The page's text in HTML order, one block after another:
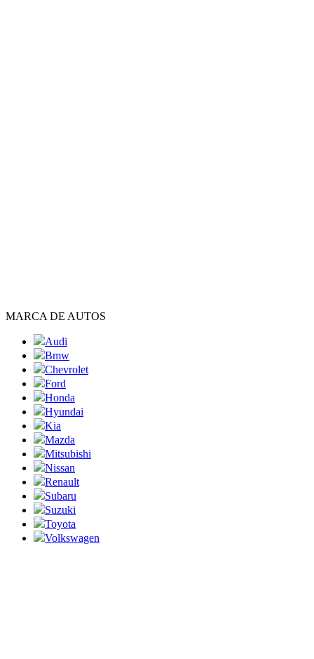
MARCA DE AUTOS
Audi
Bmw
Chevrolet
Ford
Honda
Hyundai
Kia
Mazda
Mitsubishi
Nissan
Renault
Subaru
Suzuki
Toyota
Volkswagen